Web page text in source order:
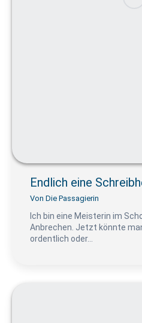
Endlich eine
Von Die Passagierin
Ich bin eine Meisterin im
Anbrechen. Jetzt könnte
ordentlich oder…